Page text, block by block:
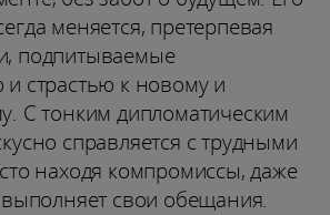
меняется, претерпевая
подпитываемые
и страстью к новому и
С тонким дипломатическим
справляется с трудными
находя компромиссы, даже
выполняет свои обещания.